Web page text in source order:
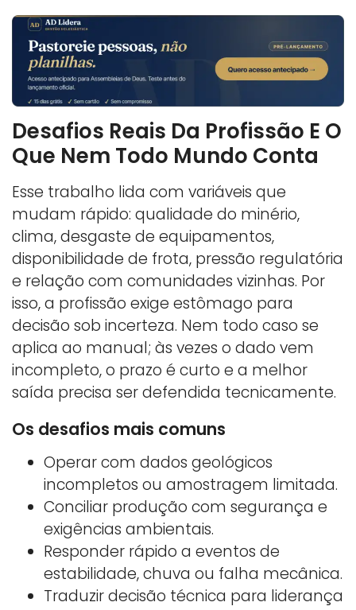
Desafios Reais Da Profissão E O
Que Nem Todo Mundo Conta
Esse trabalho lida com variáveis que
mudam rápido: qualidade do minério,
clima, desgaste de equipamentos,
disponibilidade de frota, pressão regulatória
e relação com comunidades vizinhas. Por
isso, a profissão exige estômago para
decisão sob incerteza. Nem todo caso se
aplica ao manual; às vezes o dado vem
incompleto, o prazo é curto e a melhor
saída precisa ser defendida tecnicamente.
Os desafios mais comuns
Operar com dados geológicos
incompletos ou amostragem limitada.
Conciliar produção com segurança e
exigências ambientais.
Responder rápido a eventos de
estabilidade, chuva ou falha mecânica.
Traduzir decisão técnica para liderança